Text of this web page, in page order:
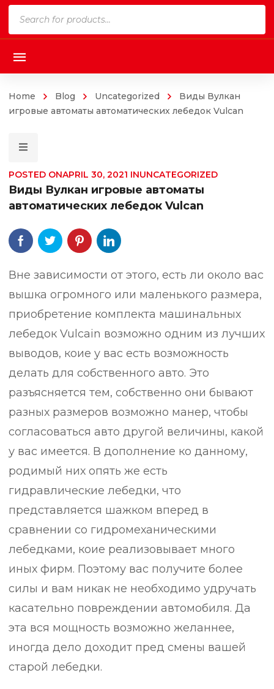
Home Blog Uncategorized
Виды Вулкан
игровые автоматы автоматических лебедок Vulcan
POSTED ONAPRIL 30, 2021 INUNCATEGORIZED
Виды Вулкан игровые автоматы
автоматических лебедок Vulcan
Вне зависимости от этого, есть ли около вас
вышка огромного или маленького размера,
приобретение комплекта машинальных
лебедок Vulcain возможно одним из лучших
выводов, коие у вас есть возможность
делать для собственного авто. Это
разъясняется тем, собственно они бывают
разных размеров возможно манер, чтобы
согласоваться авто другой величины, какой
у вас имеется. В дополнение ко данному,
родимый них опять же есть
гидравлические лебедки, что
представляется шажком вперед в
сравнении со гидромеханическими
лебедками, коие реализовывает много
иных фирм. Поэтому вас получите более
силы и вам никак не необходимо удручать
касательно повреждении автомобиля. Да
эта вся мощность возможно желаннее,
иногда дело доходит пред смены вашей
старой лебедки.